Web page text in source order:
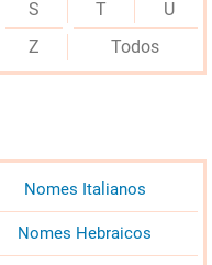
S T
U
Z Todos
Nomes Italianos
Nomes Hebraicos